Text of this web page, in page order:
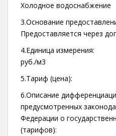
Холодное водоснабжение
3.Основание
Предоставляется через
4.Единица измерения:
руб./м3
5.Тариф (цена):
6.Описание
предусмотренных
Федерации о
(тарифов):